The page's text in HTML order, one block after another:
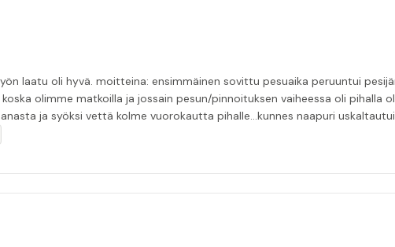
nukuttua pommiin. uusi aika piti ja
olimme matkoilla ja jossain pesun/pinnoituksen vaiheessa oli pihalla
ja syöksi vettä kolme vuorokautta pihalle...kunnes naapuri uskaltautui